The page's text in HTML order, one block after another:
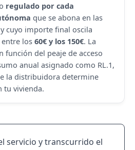
regulado por cada
que se abona en las
cuyo importe final oscila
los 60€ y los 150€. La
función del peaje de acceso
anual asignado como RL.1,
la distribuidora determine
tu vivienda.
servicio y transcurrido el